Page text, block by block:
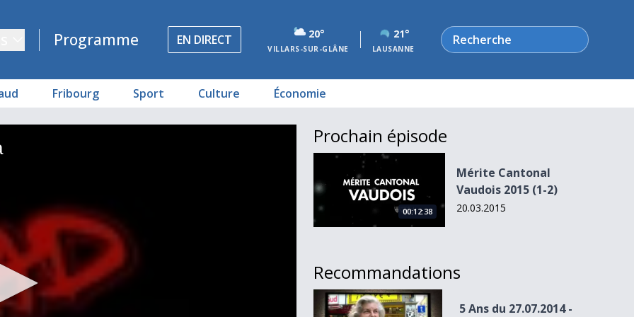
Programme EN DIRECT 20°
VILLARS-SUR-GLÂNE
21°
LAUSANNE
Rechercher
Fribourg Sport Culture Économie
Prochain épisode
Mérite Cantonal Vaudois 2015 (1-2)
00:12:38
Mérite Cantonal
Vaudois 2015 (1-2)
20.03.2015
Recommandations
5 Ans du 27.07.2014 - L’ADN de Lausanne
5 Ans du 27.07.2014 -